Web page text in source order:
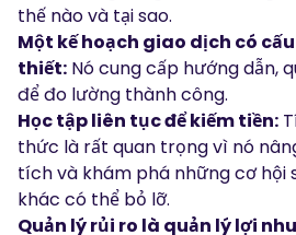
thế nào và tại sao.
Một kế hoạch giao dịch có
thiết: Nó cung cấp hướng dẫn,
để đo lường thành công.
Học tập liên tục để kiếm tiền:
thức là rất quan trọng vì nó
tích và khám phá những cơ hội
khác có thể bỏ lỡ.
Quản lý rủi ro là quản lý lợi